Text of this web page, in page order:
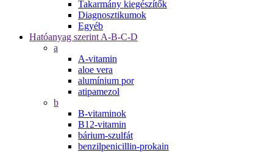
Takarmány kiegészítők
Diagnosztikumok
Egyéb
Hatóanyag szerint A-B-C-D
a
A-vitamin
aloe vera
alumínium por
atipamezol
b
B-vitaminok
B12-vitamin
bárium-szulfát
benzilpenicillin-prokain